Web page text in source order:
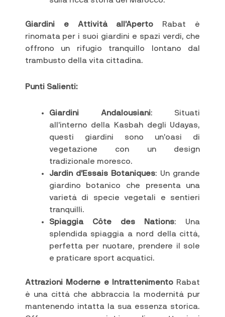
Giardini e Attività all’Aperto Rabat è
rinomata per i suoi giardini e spazi verdi, che
offrono un rifugio tranquillo lontano dal
trambusto della vita cittadina.
Punti Salienti:
Giardini Andalousiani: Situati
all’interno della Kasbah degli Udayas,
questi giardini sono un’oasi di
vegetazione con un design
tradizionale moresco.
Jardin d’Essais Botaniques: Un grande
giardino botanico che presenta una
varietà di specie vegetali e sentieri
tranquilli.
Spiaggia Côte des Nations: Una
splendida spiaggia a nord della città,
perfetta per nuotare, prendere il sole
e praticare sport acquatici.
Attrazioni Moderne e IntrattenimentoRabat
è una città che abbraccia la modernità pur
mantenendo intatta la sua essenza storica.